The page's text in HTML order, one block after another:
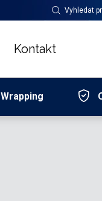
Vyhledat
Kontakt
Wrapping